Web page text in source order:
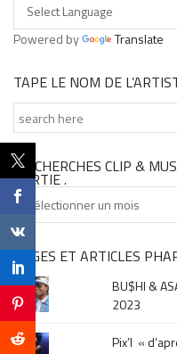
Powered by Translate
TAPE LE NOM DE
TU CHERCHES CLIP &
SORTIE .
Tu
cherches
clip
&
musique,
click
sur
le
PAGES ET ARTICLES
BU$HI &
2023
Pix’l «